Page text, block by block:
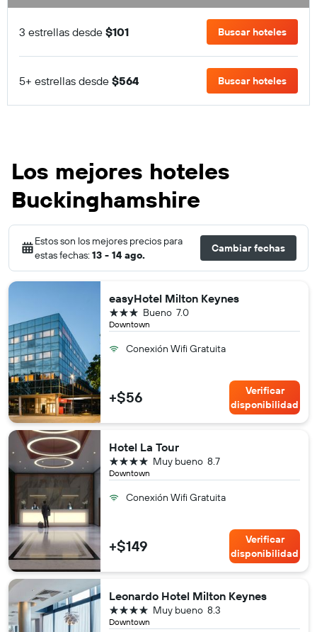
3 estrellas desde $101 Buscar hoteles
5+ estrellas desde $564 Buscar hoteles
Los mejores hoteles
Buckinghamshire
Estos son los mejores precios para
estas fechas: 13 - 14 ago.
Cambiar fechas
easyHotel Milton Keynes
Downtown
7.0
Bueno
3 estrellas
Conexión Wifi Gratuita
+$56
Verificar
disponibilidad
Hotel La Tour
Downtown
8.7
Muy bueno
4 estrellas
Conexión Wifi Gratuita
+$149
Verificar
disponibilidad
Leonardo Hotel Milton Keynes
Downtown
8.3
Muy bueno
4 estrellas